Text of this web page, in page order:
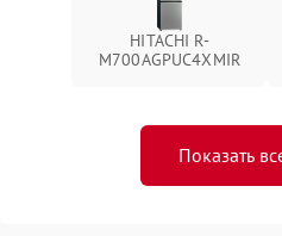
HITACHI R-
M700AGPUC4XMIR
Показать